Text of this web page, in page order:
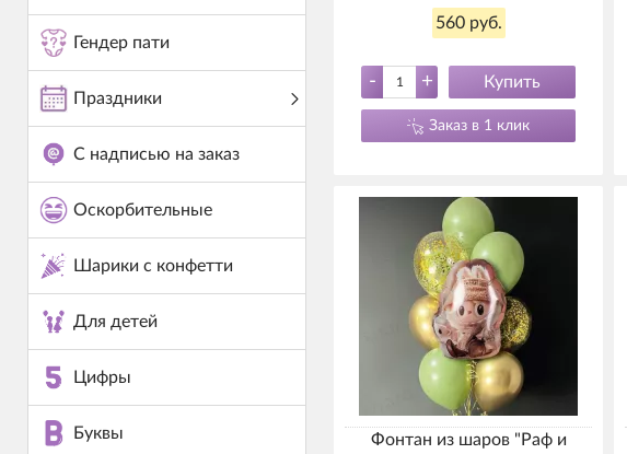
Гендер пати
Праздники
С надписью на заказ
Оскорбительные
Шарики с конфетти
Для детей
Цифры
Буквы
560 руб.
- + Купить
Заказ в 1 клик
Фонтан из шаров "Раф и